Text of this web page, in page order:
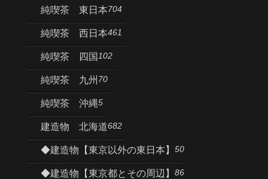
純喫茶 東日本704
純喫茶 西日本461
純喫茶 四国 102
純喫茶 九州 70
純喫茶 沖縄5
建造物 北海道682
◆建造物【東京以外の東日本】 50
◆建造物【東京都とその周辺】 86